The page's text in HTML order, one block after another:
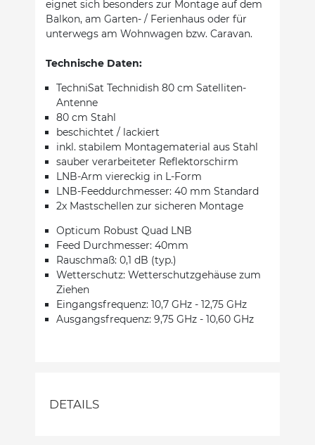
eignet sich besonders zur Montage auf dem
Balkon, am Garten- / Ferienhaus oder für
unterwegs am Wohnwagen bzw. Caravan.
Technische Daten:
TechniSat Technidish 80 cm Satelliten-
Antenne
80 cm Stahl
beschichtet / lackiert
inkl. stabilem Montagematerial aus Stahl
sauber verarbeiteter Reflektorschirm
LNB-Arm viereckig in L-Form
LNB-Feeddurchmesser: 40 mm Standard
2x Mastschellen zur sicheren Montage
Opticum Robust Quad LNB
Feed Durchmesser: 40mm
Rauschmaß: 0,1 dB (typ.)
Wetterschutz: Wetterschutzgehäuse zum
Ziehen
Eingangsfrequenz: 10,7 GHz - 12,75 GHz
Ausgangsfrequenz: 9,75 GHz - 10,60 GHz
DETAILS